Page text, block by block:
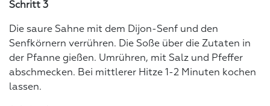
Schritt 3
Die saure Sahne mit dem Dijon-Senf und den
Senfkörnern verrühren. Die Soße über die Zutaten in
der Pfanne gießen. Umrühren, mit Salz und Pfeffer
abschmecken. Bei mittlerer Hitze 1-2 Minuten kochen
lassen.